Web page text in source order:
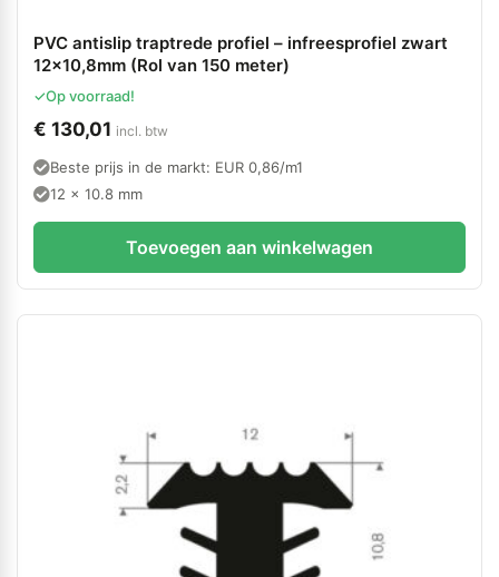
PVC antislip traptrede profiel – infreesprofiel zwart
12×10,8mm (Rol van 150 meter)
✓Op voorraad!
€ 130,01 incl. btw
Beste prijs in de markt: EUR 0,86/m1
12 x 10.8 mm
Toevoegen aan winkelwagen